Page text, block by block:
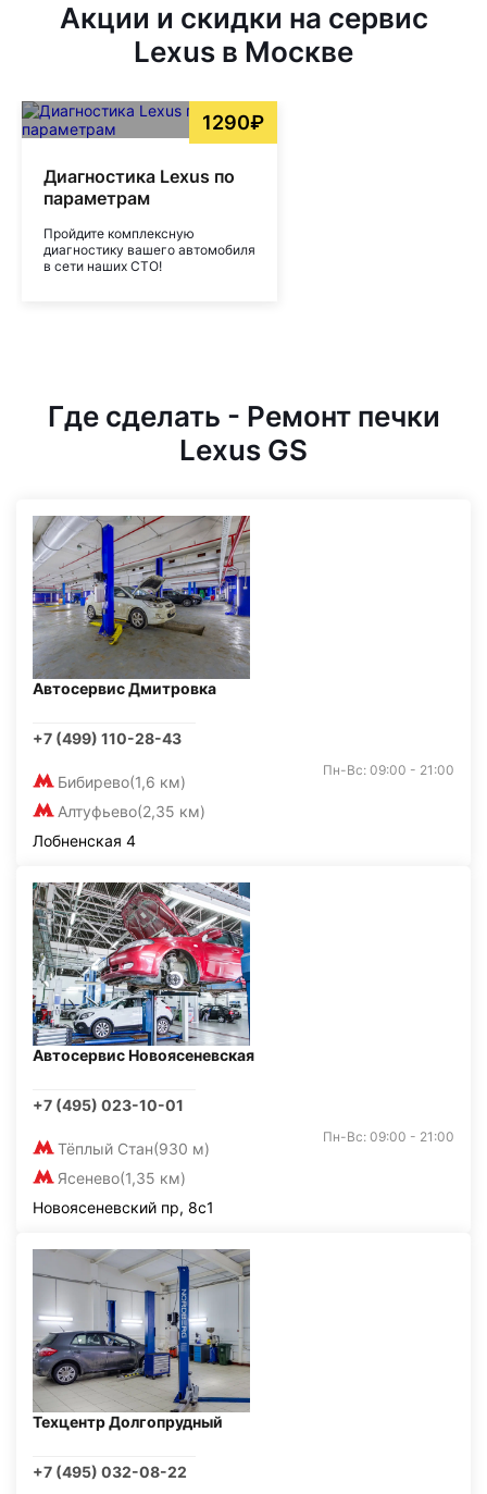
Акции и скидки на сервис
Lexus в Москве
1290₽
Диагностика Lexus по
параметрам
Пройдите комплексную
диагностику вашего автомобиля
в сети наших СТО!
Где сделать - Ремонт печки
Lexus GS
Автосервис Дмитровка
+7 (499) 110-28-43
Бибирево(1,6 км)
Алтуфьево(2,35 км)
Пн-Вс: 09:00 - 21:00
Лобненская 4
Автосервис Новоясеневская
+7 (495) 023-10-01
Тёплый Стан(930 м)
Ясенево(1,35 км)
Пн-Вс: 09:00 - 21:00
Новоясеневский пр, 8с1
Техцентр Долгопрудный
+7 (495) 032-08-22